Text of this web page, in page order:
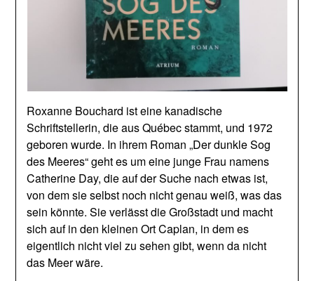
Roxanne Bouchard ist eine kanadische
Schriftstellerin, die aus Québec stammt, und 1972
geboren wurde. In ihrem Roman „Der dunkle Sog
des Meeres“ geht es um eine junge Frau namens
Catherine Day, die auf der Suche nach etwas ist,
von dem sie selbst noch nicht genau weiß, was das
sein könnte. Sie verlässt die Großstadt und macht
sich auf in den kleinen Ort Caplan, in dem es
eigentlich nicht viel zu sehen gibt, wenn da nicht
das Meer wäre.